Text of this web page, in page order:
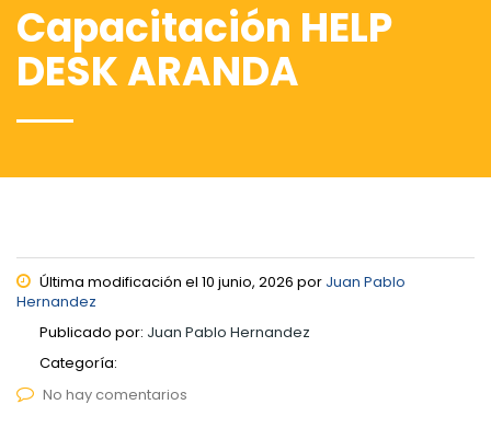
Capacitación HELP
DESK ARANDA
Última modificación el 10 junio, 2026 por Juan Pablo
Hernandez
Publicado por: Juan Pablo Hernandez
Categoría:
No hay comentarios